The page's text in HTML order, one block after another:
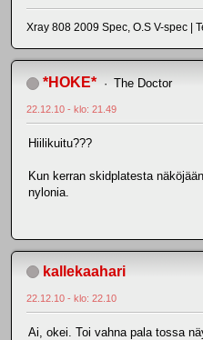
Xray 808 2009 Spec, O.S V-spec |
*HOKE* The Doctor
22.12.10 - klo: 21.49
Hiilikuitu???
Kun kerran skidplatesta
nylonia.
kallekaahari
22.12.10 - klo: 22.10
Ai, okei. Toi vahna pala tossa